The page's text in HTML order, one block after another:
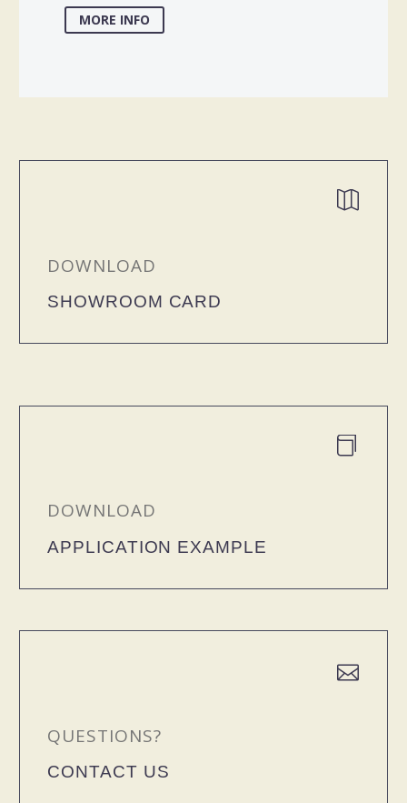
MORE INFO


DOWNLOAD
SHOWROOM CARD


DOWNLOAD
APPLICATION EXAMPLE


QUESTIONS?
CONTACT US